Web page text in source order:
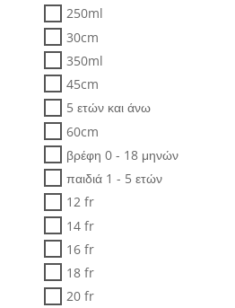
250ml
30cm
350ml
45cm
5 ετών και άνω
60cm
βρέφη 0 - 18 μηνών
παιδιά 1 - 5 ετών
12 fr
14 fr
16 fr
18 fr
20 fr